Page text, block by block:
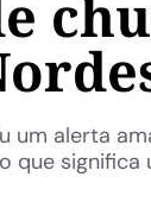
um alerta
significa